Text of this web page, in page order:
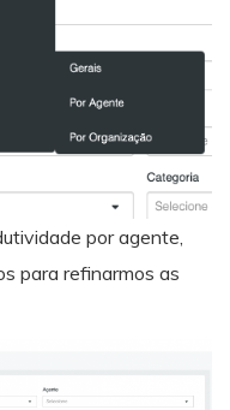
por agente,
para refinarmos as